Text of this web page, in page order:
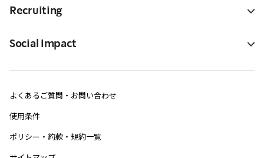
Recruiting
Social Impact
よくあるご質問・お問い合わせ
使用条件
ポリシー・約款・規約一覧